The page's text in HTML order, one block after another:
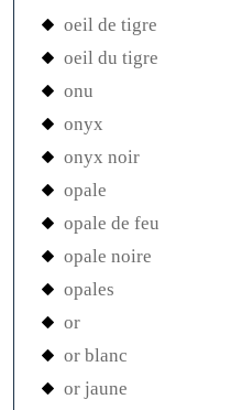
oeil de tigre
oeil du tigre
onu
onyx
onyx noir
opale
opale de feu
opale noire
opales
or
or blanc
or jaune